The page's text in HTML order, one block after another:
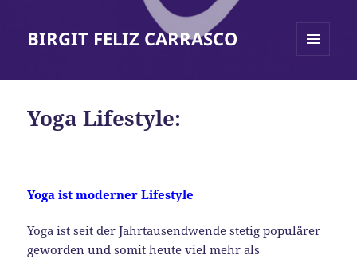
BIRGIT FELIZ CARRASCO
Yoga Lifestyle:
Yoga ist moderner Lifestyle
Yoga ist seit der Jahrtausendwende stetig populärer
geworden und somit heute viel mehr als